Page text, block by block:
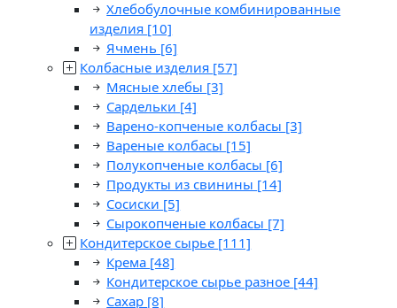
Хлебобулочные комбинированные
изделия [10]
Ячмень [6]
Колбасные изделия [57]
Мясные хлебы [3]
Сардельки [4]
Варено-копченые колбасы [3]
Вареные колбасы [15]
Полукопченые колбасы [6]
Продукты из свинины [14]
Сосиски [5]
Сырокопченые колбасы [7]
Кондитерское сырье [111]
Крема [48]
Кондитерское сырье разное [44]
Сахар [8]